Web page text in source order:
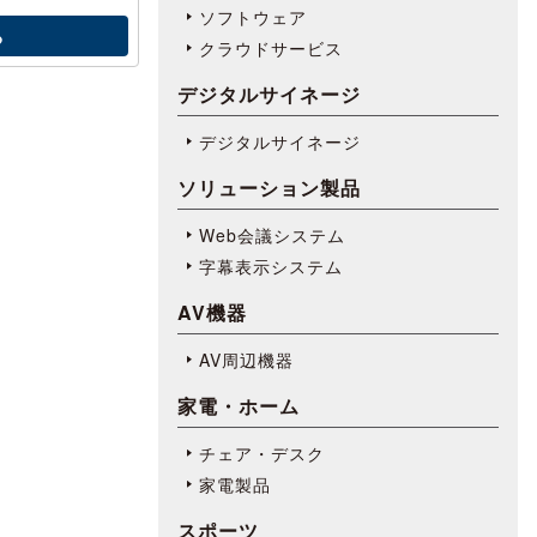
ソフトウェア
クラウドサービス
デジタルサイネージ
デジタルサイネージ
ソリューション製品
Web会議システム
字幕表⽰システム
AV機器
AV周辺機器
家電・ホーム
チェア・デスク
家電製品
スポーツ